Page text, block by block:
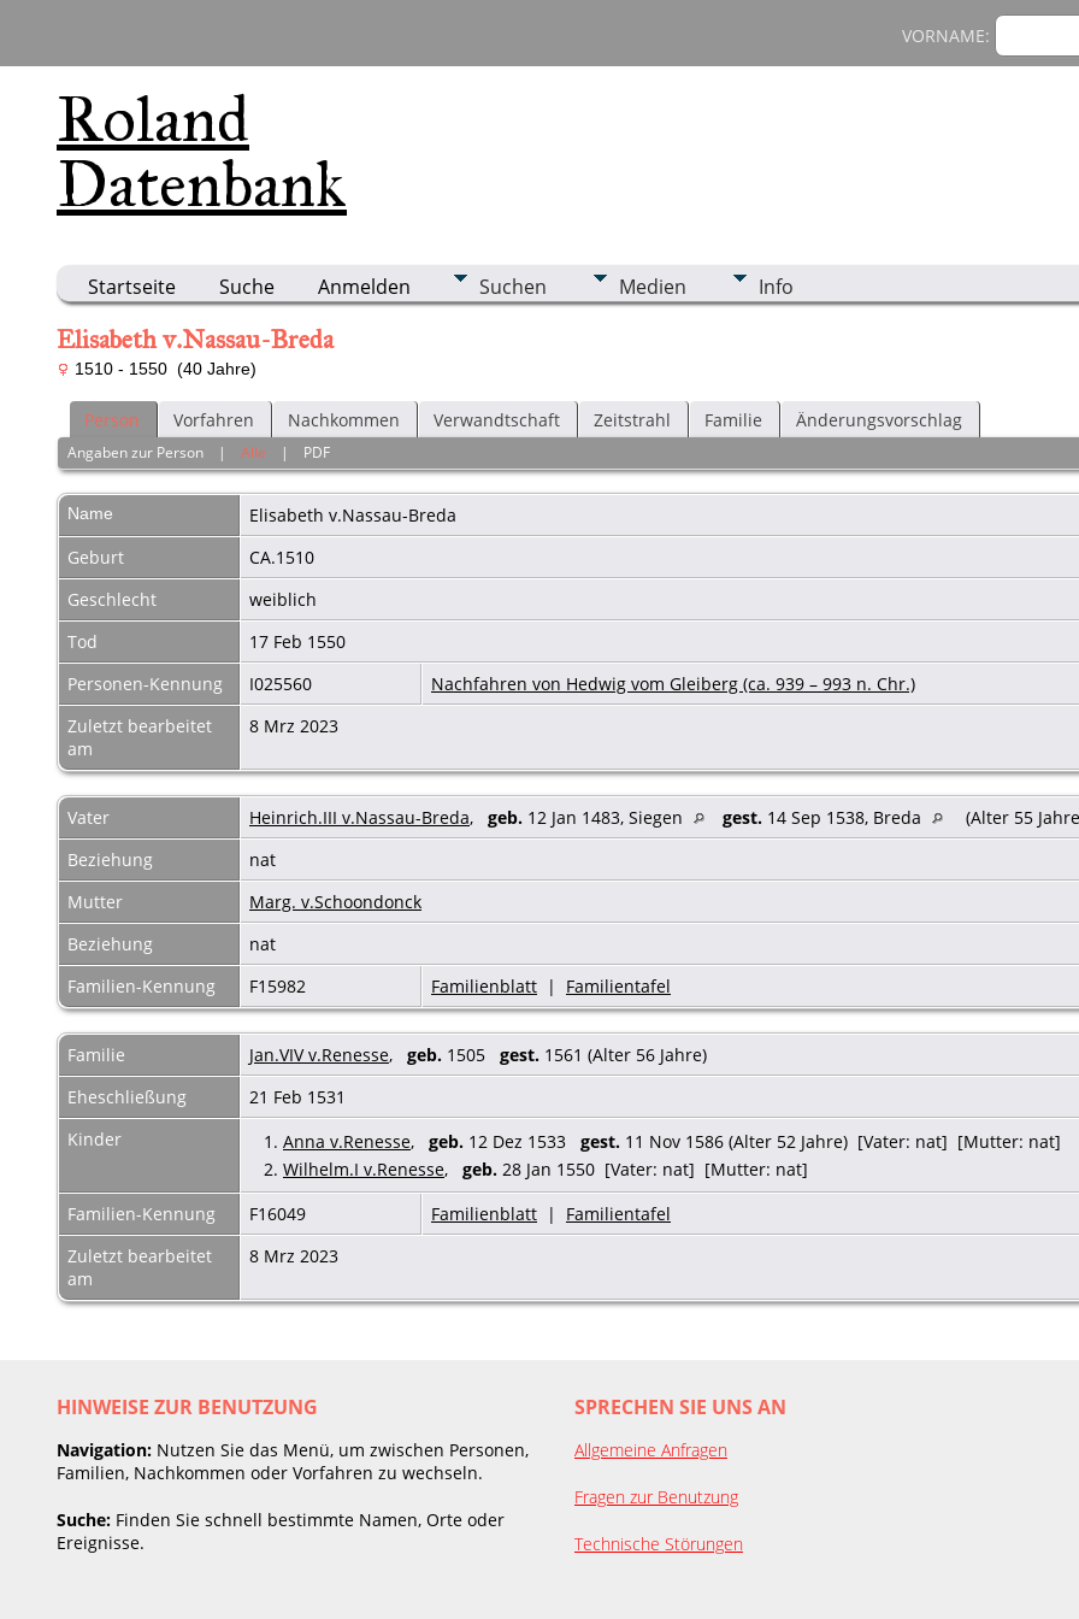
Roland
Datenbank
VORNAME:
Startseite Suche Anmelden Suchen Medien Info
Elisabeth v.Nassau-Breda
1510 - 1550 (40 Jahre)
Person Vorfahren Nachkommen Verwandtschaft Zeitstrahl Familie Änderungsvorschlag
Angaben zur Person |Alle | PDF
Name Elisabeth v.Nassau-Breda
Geburt
CA.1510
Geschlecht
weiblich
Tod
17 Feb 1550
Personen-Kennung
I025560
Nachfahren von Hedwig vom Gleiberg (ca. 939 – 993 n. Chr.)
Zuletzt bearbeitet
am
8 Mrz 2023
Vater Heinrich.III v.Nassau-Breda, geb. 12 Jan 1483, Siegen gest. 14 Sep 1538, Breda
(Alter 55
Beziehung
nat
Mutter
Marg. v.Schoondonck
Beziehung
nat
Familien-Kennung
F15982 Familienblatt | Familientafel
Familie Jan.VIV v.Renesse, geb. 1505 gest. 1561 (Alter 56 Jahre)
Eheschließung
21 Feb 1531
Kinder
1. Anna v.Renesse, geb. 12 Dez 1533 gest. 11 Nov 1586 (Alter 52 Jahre) [Vater: nat] [Mutter: nat]
2. Wilhelm.I v.Renesse, geb. 28 Jan 1550 [Vater: nat] [Mutter: nat]
Familien-Kennung
F16049 Familienblatt | Familientafel
Zuletzt bearbeitet
am
8 Mrz 2023
HINWEISE ZUR BENUTZUNG
Navigation: Nutzen Sie das Menü, um zwischen Personen,
Familien, Nachkommen oder Vorfahren zu wechseln.
Suche: Finden Sie schnell bestimmte Namen, Orte oder
Ereignisse.
SPRECHEN SIE UNS AN
Allgemeine Anfragen
Fragen zur Benutzung
Technische Störungen